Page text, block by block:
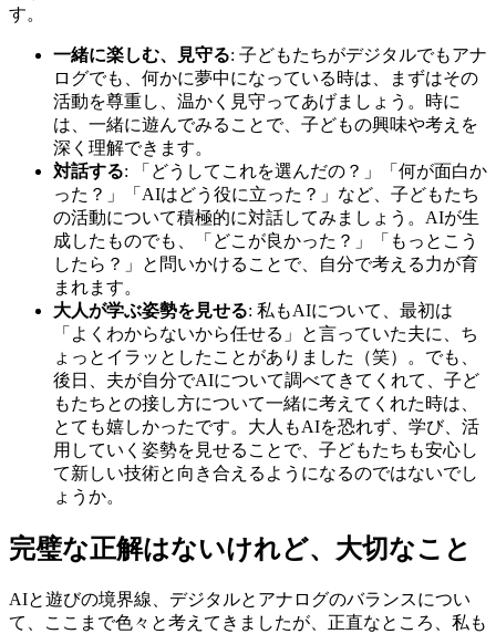
す。
一緒に楽しむ、見守る: 子どもたちがデジタルでもアナ
ログでも、何かに夢中になっている時は、まずはその
活動を尊重し、温かく見守ってあげましょう。時に
は、一緒に遊んでみることで、子どもの興味や考えを
深く理解できます。
対話する: 「どうしてこれを選んだの？」「何が面白か
った？」「AIはどう役に立った？」など、子どもたち
の活動について積極的に対話してみましょう。AIが生
成したものでも、「どこが良かった？」「もっとこう
したら？」と問いかけることで、自分で考える力が育
まれます。
大人が学ぶ姿勢を見せる: 私もAIについて、最初は
「よくわからないから任せる」と言っていた夫に、ち
ょっとイラッとしたことがありました（笑）。でも、
後日、夫が自分でAIについて調べてきてくれて、子ど
もたちとの接し方について一緒に考えてくれた時は、
とても嬉しかったです。大人もAIを恐れず、学び、活
用していく姿勢を見せることで、子どもたちも安心し
て新しい技術と向き合えるようになるのではないでし
ょうか。
完璧な正解はないけれど、大切なこと
AIと遊びの境界線、デジタルとアナログのバランスについ
て、ここまで色々と考えてきましたが、正直なところ、私も